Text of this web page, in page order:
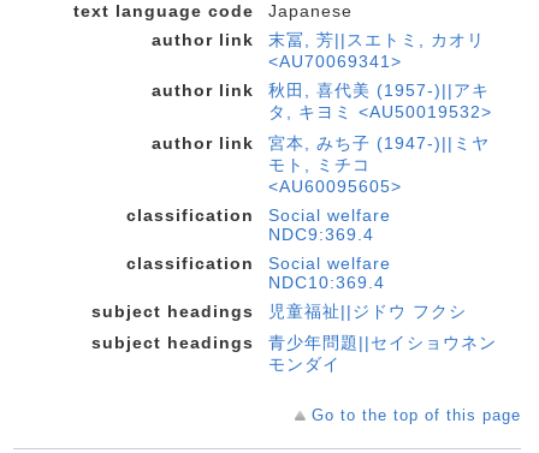
text language code
Japanese
author link
末冨, 芳||スエトミ, カオリ
<AU70069341>
author link
秋田, 喜代美 (1957-)||アキ
タ, キヨミ <AU50019532>
author link
宮本, みち子 (1947-)||ミヤ
モト, ミチコ
<AU60095605>
classification
Social welfare
NDC9:369.4
classification
Social welfare
NDC10:369.4
subject headings
児童福祉||ジドウ フクシ
subject headings
青少年問題||セイショウネン
モンダイ
Go to the top of this page